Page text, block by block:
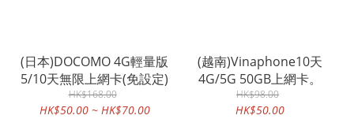
(日本)DOCOMO 4G輕量版
5/10天無限上網卡(免設定)
HK$168.00
HK$50.00 ~ HK$70.00
(越南)Vinaphone10天
4G/5G 50GB上網卡。
HK$98.00
HK$50.00